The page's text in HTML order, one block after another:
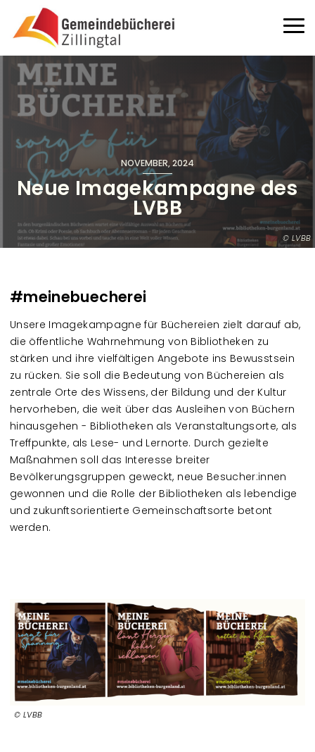
Direkt zum Inhalt
LVBB
NOVEMBER, 2024
Neue Imagekampagne des
LVBB
#meinebuecherei
Unsere Imagekampagne für Büchereien zielt darauf ab,
die öffentliche Wahrnehmung von Bibliotheken zu
stärken und ihre vielfältigen Angebote ins Bewusstsein
zu rücken. Sie soll die Bedeutung von Büchereien als
zentrale Orte des Wissens, der Bildung und der Kultur
hervorheben, die weit über das Ausleihen von Büchern
hinausgehen - Bibliotheken als Veranstaltungsorte, als
Treffpunkte, als Lese- und Lernorte. Durch gezielte
Maßnahmen soll das Interesse breiter
Bevölkerungsgruppen geweckt, neue Besucher:innen
gewonnen und die Rolle der Bibliotheken als lebendige
und zukunftsorientierte Gemeinschaftsorte betont
werden.
LVBB